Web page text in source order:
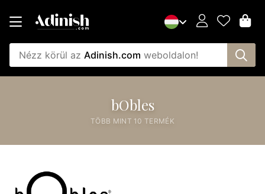
Nézz körül az Adinish.com weboldalon!
bObles
TÖBB MINT 10 TERMÉK